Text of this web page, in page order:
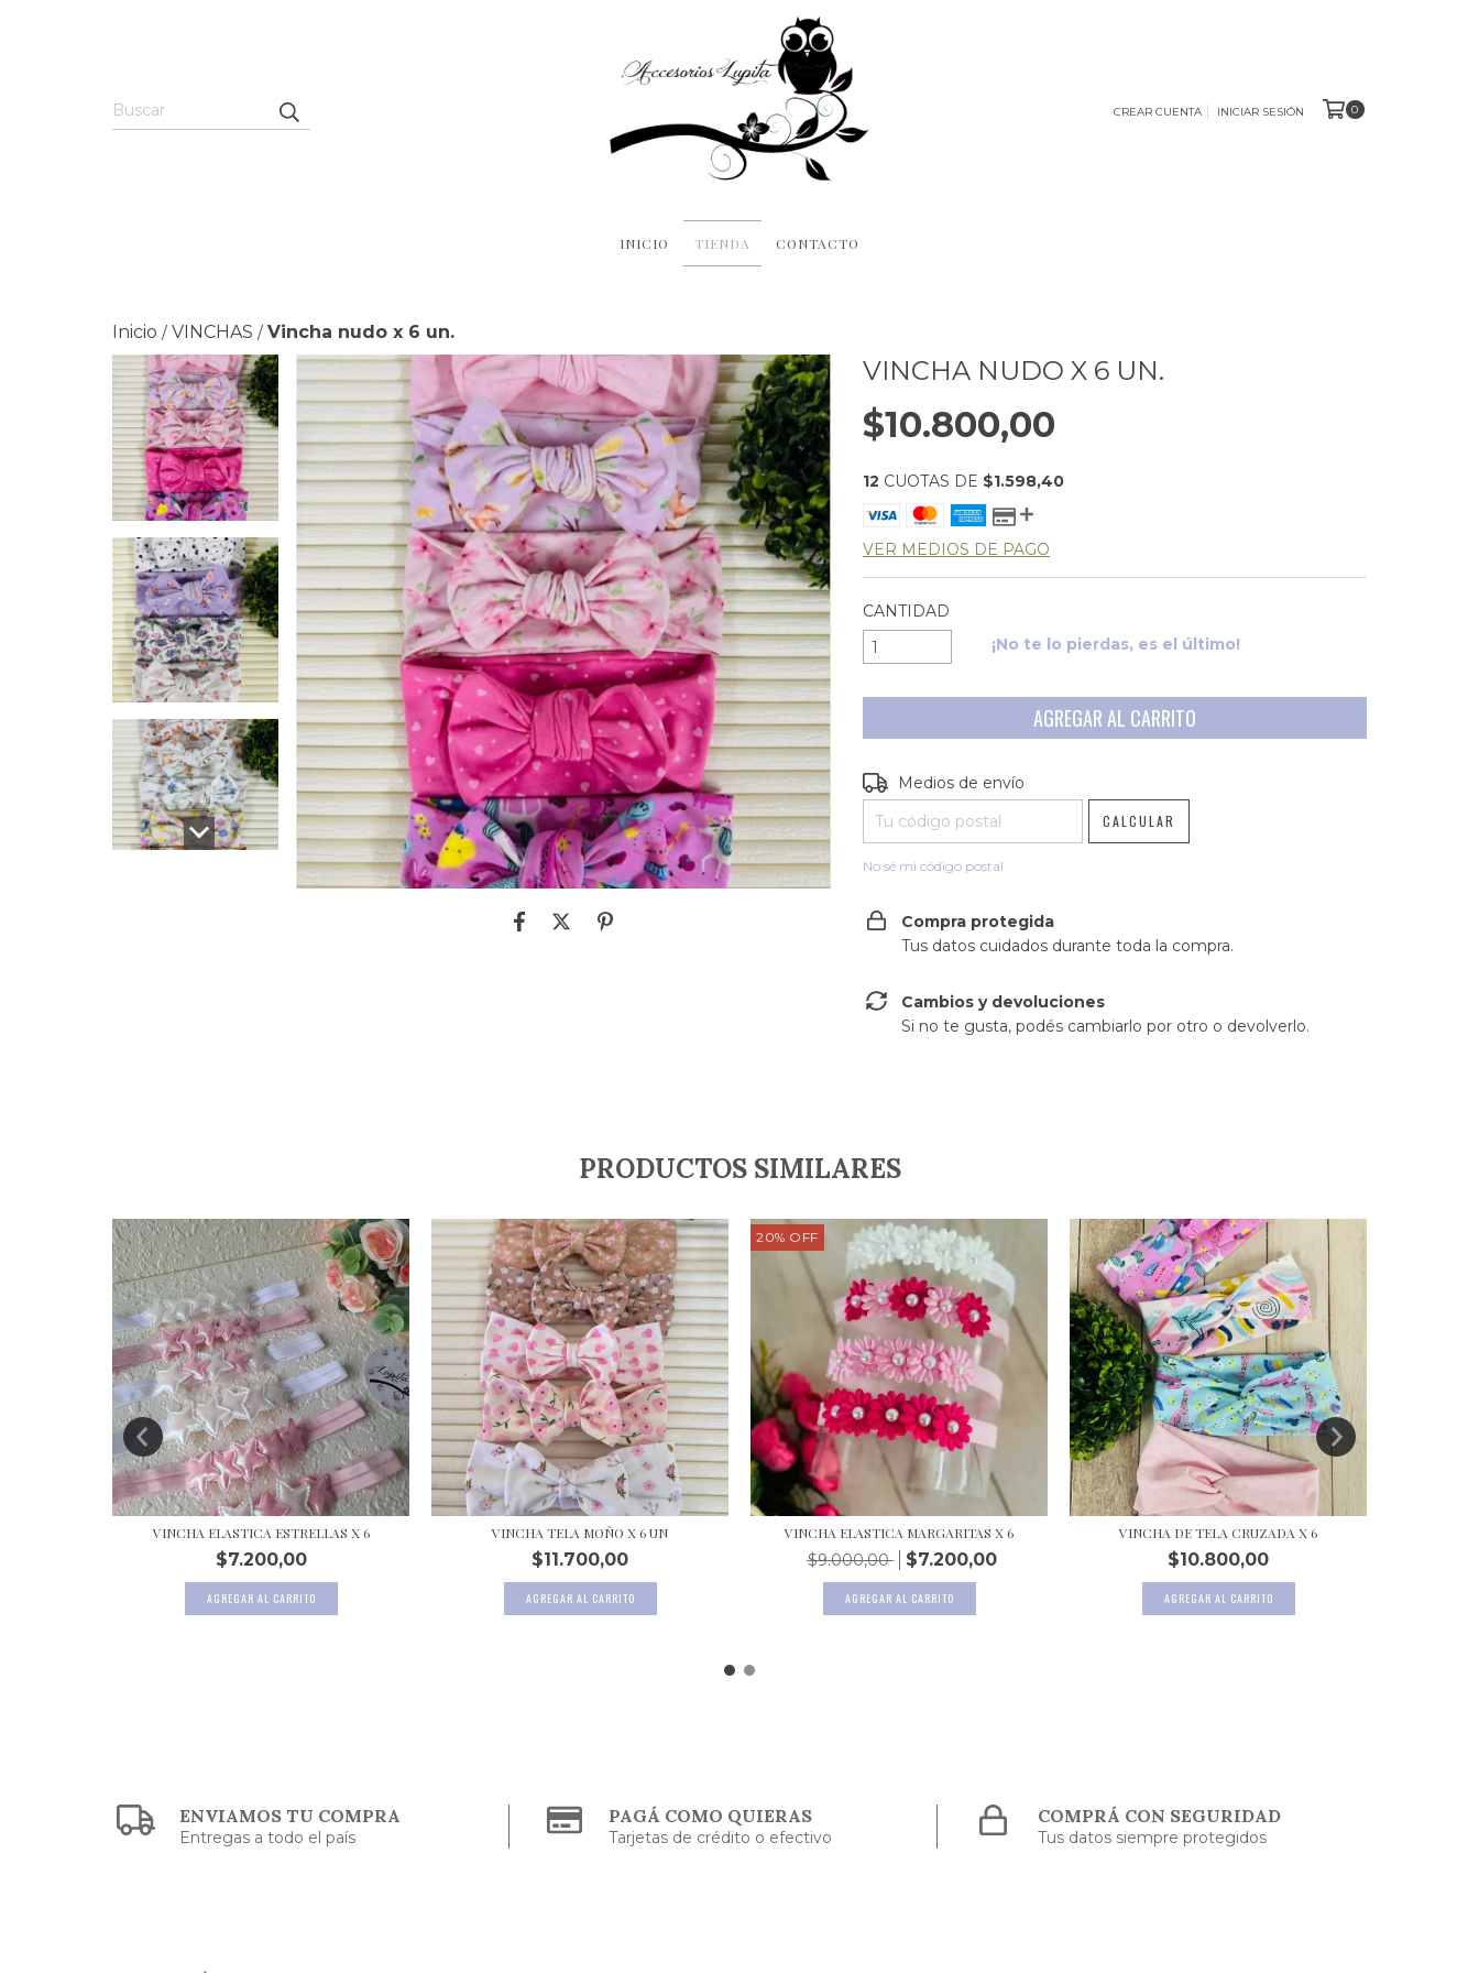
CREAR CUENTA INICIAR SESIÓN 0
INICIO TIENDA CONTACTO
Inicio / VINCHAS / Vincha nudo x 6 un.
VINCHA NUDO X 6 UN.
$10.800,00
12 CUOTAS DE $1.598,40
VER MEDIOS DE PAGO
CANTIDAD
¡No te lo pierdas, es el último!
Entregas para el CP:
Medios de envío
CALCULAR
No sé mi código postal
Compra protegida
Tus datos cuidados durante toda la compra.
Cambios y devoluciones
Si no te gusta, podés cambiarlo por otro o devolverlo.
PRODUCTOS SIMILARES
VINCHA ELASTICA ESTRELLAS X 6
$7.200,00
VINCHA TELA MOÑO X 6 UN
$11.700,00
20% OFF
VINCHA ELASTICA MARGARITAS X 6
$9.000,00 $7.200,00
VINCHA DE TELA CRUZADA X 6
$10.800,00
ENVIAMOS TU COMPRA
Entregas a todo el país
PAGÁ COMO QUIERAS
Tarjetas de crédito o efectivo
COMPRÁ CON SEGURIDAD
Tus datos siempre protegidos